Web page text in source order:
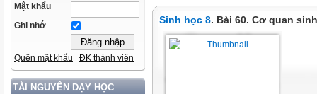
Mật khẩu
Ghi nhớ
Quên mật khẩu ĐK thành viên
TÀI NGUYÊN DẠY HỌC
Sinh học 8. Bài 60. Cơ quan